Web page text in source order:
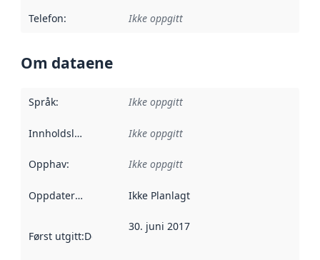
Telefon: Ikke oppgitt
Om dataene
Språk: Ikke oppgitt
Innholdsleverandører :
Ikke oppgitt
Opphav: Ikke oppgitt
Oppdateringsfrekvens :
Ikke Planlagt
Først utgitt:Denne datoen sier når dataene i dette
30. juni 2017